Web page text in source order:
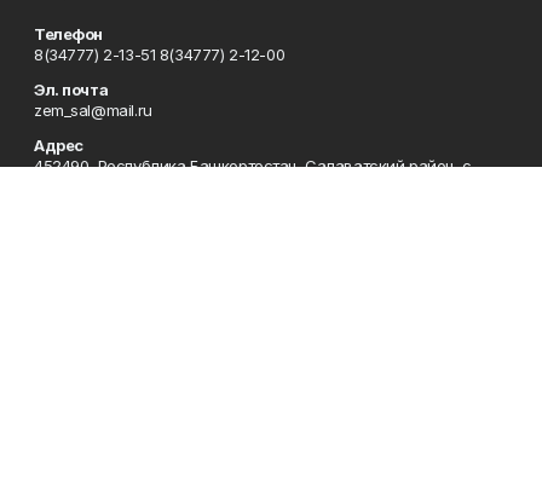
Телефон
8(34777) 2-13-51 8(34777) 2-12-00
Эл. почта
zem_sal@mail.ru
Адрес
452490, Республика Башкортостан, Салаватский район, с.